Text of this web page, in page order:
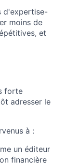
d'expertise-
moins de
et
forte
adresser le
à :
un éditeur
financière